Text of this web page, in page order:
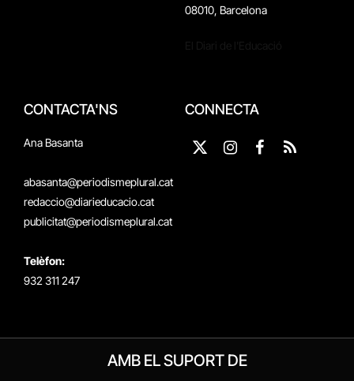
08010, Barcelona
CONTACTA'NS
Ana Basanta
abasanta@periodismeplural.cat
redaccio@diarieducacio.cat
publicitat@periodismeplural.cat
Telèfon:
932 311 247
CONNECTA
X
InstagramFacebook
RSS
AMB EL SUPORT DE